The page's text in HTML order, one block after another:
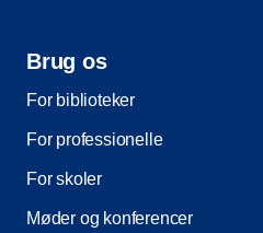
Brug os
For biblioteker
For professionelle
For skoler
Møder og konferencer